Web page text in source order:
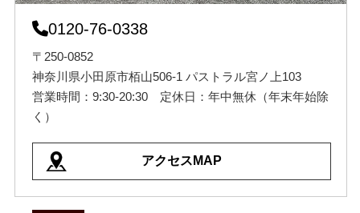
0120-76-0338
〒250-0852
神奈川県小田原市栢山506-1 パストラル宮ノ上103
営業時間：9:30-20:30 定休日：年中無休（年末年始除
く）
アクセスMAP